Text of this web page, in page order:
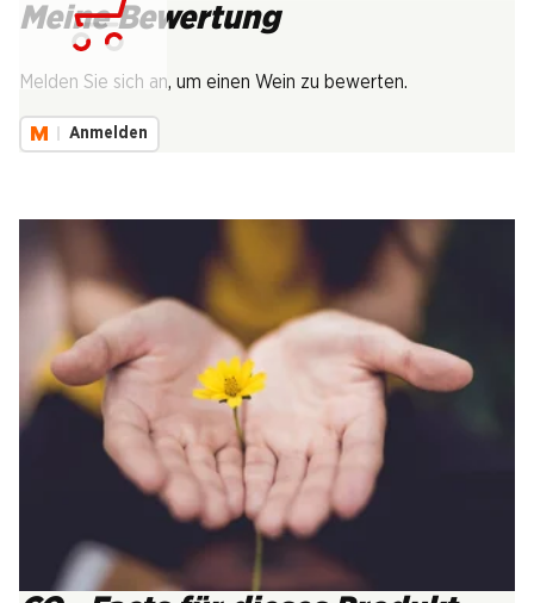
Meine Bewertung
Melden Sie sich an, um einen Wein zu bewerten.
Anmelden